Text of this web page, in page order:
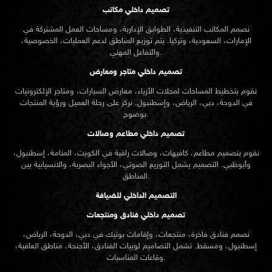
تصميم داخلي مكاتب
نصمم المكاتب التنفيذية، الطوابق الإدارية، ومساحات العمل المشتركة في
الإمارات، السعودية، وتركيا. يتم توزيع المناطق لدعم العمليات، الخصوصية،
والتفاعل المهني.
تصميم داخلي متاجر ومعارض
نقوم بتخطيط المساحات لمحلات الأزياء، معارض السيارات، ومتاجر الإلكترونيات
في الدوحة، دبي، الرياض، وإسطنبول. نركز على رحلة العميل ورؤية المنتجات
بوضوح.
تصميم داخلي مطاعم وصالات
نقوم بتصميم مطاعم، كافيهات، وصالات راقية في الكويت، المنامة، إسطنبول،
وأبوظبي. التصميم يشمل التوزيع الصوتي، الأجواء البصرية، والانسيابية بين
المناطق.
التصميم الداخلي للضيافة
تصميم داخلي فنادق ومنتجعات
نصمم فنادق فاخرة، منتجعات، وإقامات بوتيك في دبي، الدوحة، الرياض،
إسطنبول، ومسقط. تشمل التصاميم لوبيات الفنادق، الأجنحة، مناطق العافية،
وقاعات المناسبات.